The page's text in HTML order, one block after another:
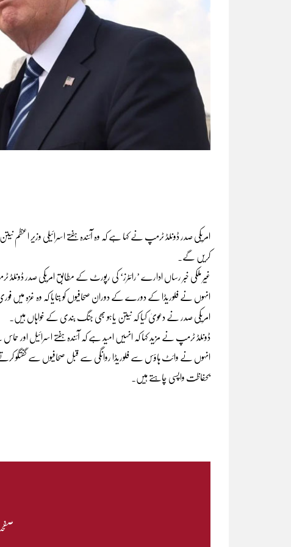
امریکی صدر ڈونلڈ ٹرمپ نے کہا ہے کہ وہ آئندہ ہفتے اسرائیلی وزیر اعظم
کریں گے۔
غیر ملکی خبر رساں ادارے ’رائٹرز‘ کی رپورٹ کے مطابق امریکی صدر
انہوں نے فلوریڈا کے دورے کے دوران صحافیوں کو بتایا کہ وہ غزہ میں
امریکی صدر نے دعویٰ کیا کہ نیتن یاہو بھی جنگ بندی کے خواہاں ہیں۔
ڈونلڈ ٹرمپ نے مزید کہا کہ انہیں امید ہے کہ آئندہ ہفتے اسرائیل اور
انہوں نے وائٹ ہاؤس سے فلوریڈا روانگی سے قبل صحافیوں سے گفتگو
بحفاظت واپسی چاہتے ہیں۔